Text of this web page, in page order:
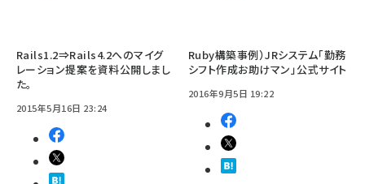
Rails1.2⇒Rails4.2へのマイグ
レーション提案を資料公開しまし
た。
2015年5月16日 23:24
Ruby構築事例）JRシステム「勤務
シフト作成お助けマン」公式サイト
2016年9月5日 19:22